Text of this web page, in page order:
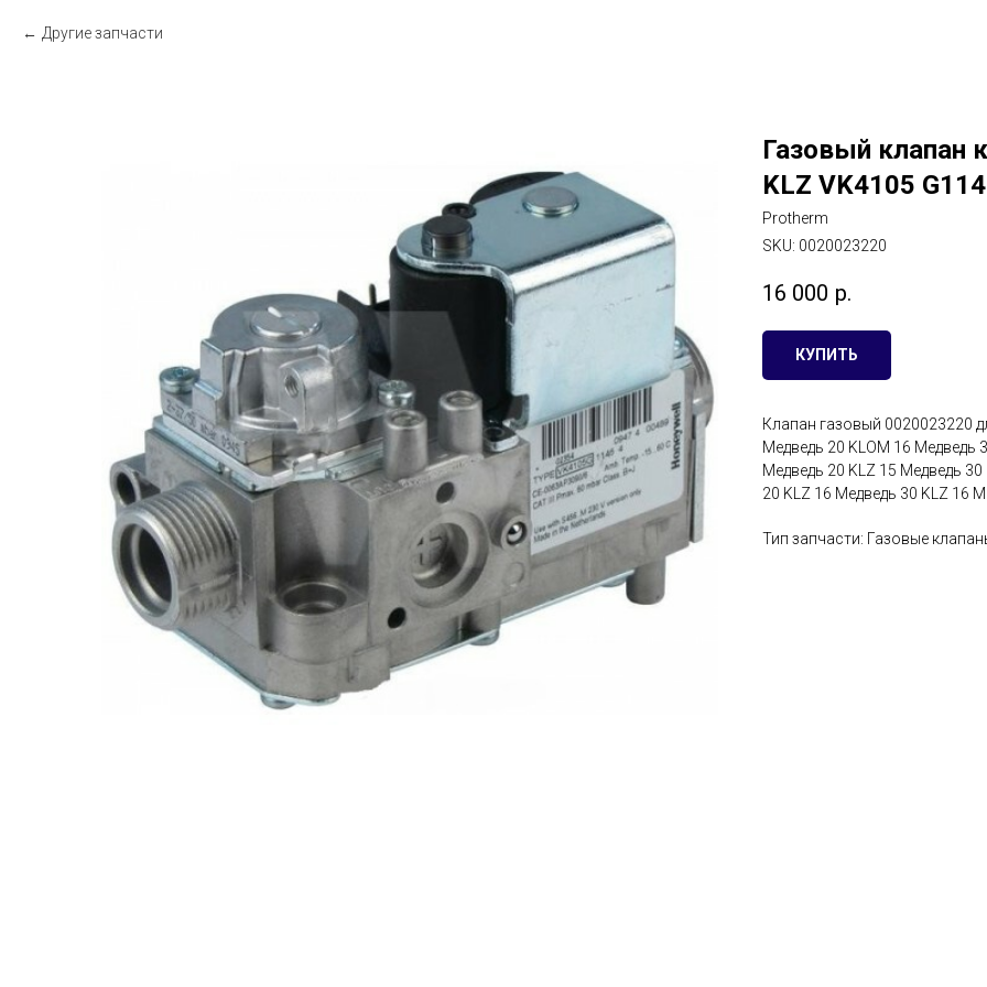
Другие запчасти
Газовый клапан
KLZ VK4105
Protherm
SKU: 0020023220
16 000 р.
КУПИТЬ
Клапан газовый 0020023220
Медведь 20 KLOM 16 Медведь
Медведь 20 KLZ 15 Медведь
20 KLZ 16 Медведь 30 KLZ 16
Тип запчасти: Газовые